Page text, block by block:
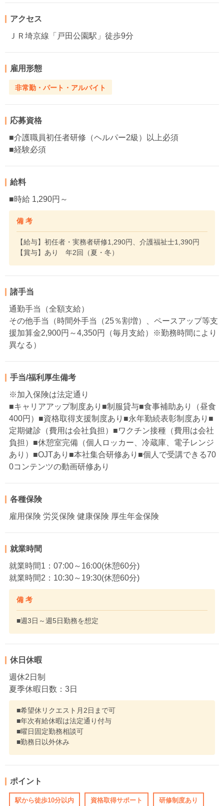
アクセス
ＪＲ埼京線「戸田公園駅」徒歩9分
雇用形態
非常勤・パート・アルバイト
応募資格
■介護職員初任者研修（ヘルパー2級）以上必須
■経験必須
給料
■時給 1,290円～
備 考
【給与】初任者・実務者研修1,290円、介護福祉士1,390円
【賞与】あり 年2回（夏・冬）
諸手当
通勤手当（全額支給）
その他手当（時間外手当（25％割増）、ペースアップ等支
援加算金2,900円～4,350円（毎月支給）※勤務時間により
異なる）
手当/福利厚生備考
※加入保険は法定通り
■キャリアアップ制度あり■制服貸与■食事補助あり（昼食
400円）■資格取得支援制度あり■永年勤続表彰制度あり■
定期健診（費用は会社負担）■ワクチン接種（費用は会社
負担）■休憩室完備（個人ロッカー、冷蔵庫、電子レンジ
あり）■OJTあり■本社集合研修あり■個人で受講できる70
0コンテンツの動画研修あり
各種保険
雇用保険 労災保険 健康保険 厚生年金保険
就業時間
就業時間1：07:00～16:00(休憩60分)
就業時間2：10:30～19:30(休憩60分)
備 考
■週3日～週5日勤務を想定
休日休暇
週休2日制
夏季休暇日数：3日
■希望休リクエスト月2日まで可
■年次有給休暇は法定通り付与
■曜日固定勤務相談可
■勤務日以外休み
ポイント
駅から徒歩10分以内 資格取得サポート 研修制度あり